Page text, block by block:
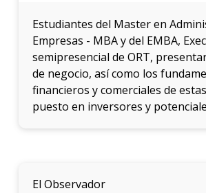
Estudiantes del Master en
Empresas - MBA y del EMBA,
semipresencial de ORT,
de negocio, así como los
financieros y comerciales de
puesto en inversores y
El Observador